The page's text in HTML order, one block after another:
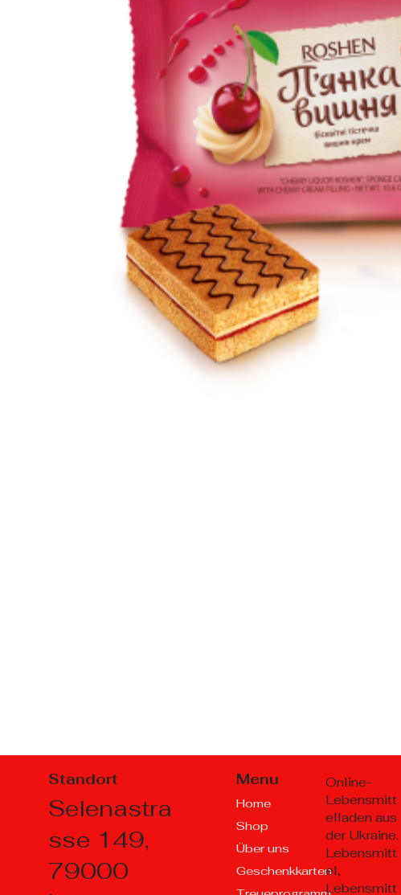
Standort
Selenastra
sse 149,
79000
Menu
Home
Shop
Über uns
Geschenkkarten
Online-
Lebensmitt
elladen aus
der Ukraine.
Lebensmitt
el,
Lebensmitt